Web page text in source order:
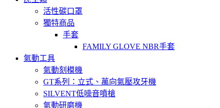
活性碳口罩
獨特商品
手套
FAMILY GLOVE NBR手套
氣動工具
氣動刻模機
GT系列：立式、萬向氣壓攻牙機
SILVENT低噪音噴槍
氣動研磨機